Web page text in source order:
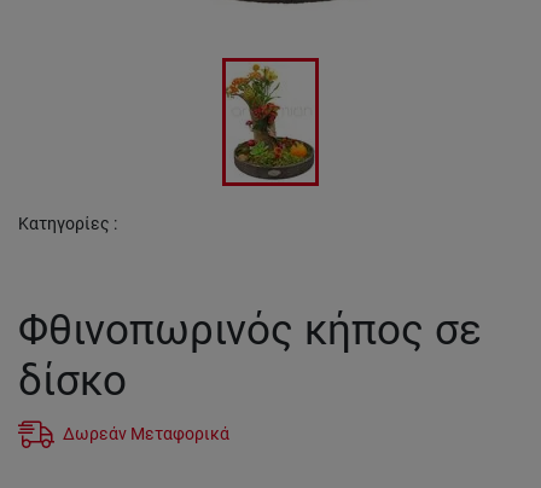
Κατηγορίες :
Φθινοπωρινός κήπος σε
δίσκο
Δωρεάν Μεταφορικά